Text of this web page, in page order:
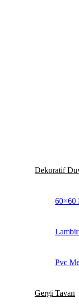
Dekoratif
60×60
Pvc
Gergi Tavan